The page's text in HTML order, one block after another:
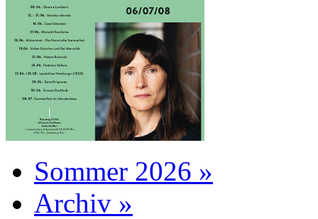
Sommer 2026 »
Archiv »